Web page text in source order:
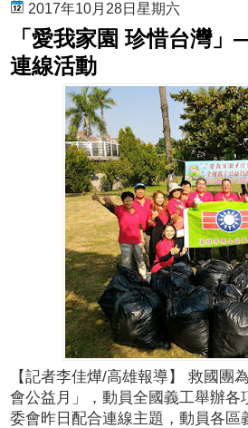
2017年10月28日星期六
「愛我家園 珍惜台灣
連線活動
【記者李佳燁/高雄報導】 救國團
會公益月」，動員全國義工舉辦
委會昨日配合連線主題，動員各區